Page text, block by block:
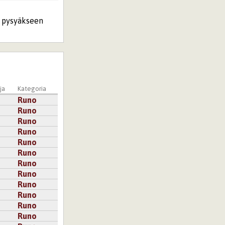
se olisi
sellaista.
takana,
Kategoria
Runo
Runo
Runo
Runo
Runo
Runo
Runo
Runo
Runo
Runo
Runo
Runo